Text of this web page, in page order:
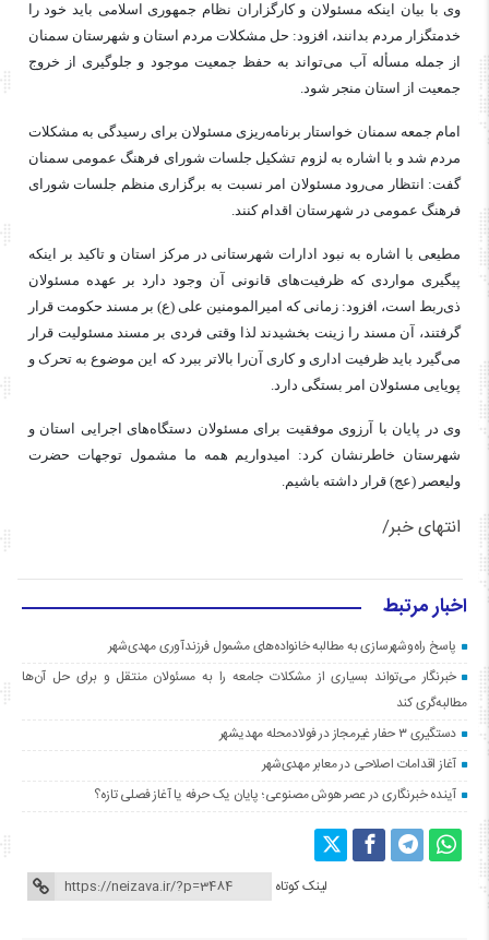
وی با بیان اینکه مسئولان و کارگزاران نظام جمهوری اسلامی باید خود را
خدمتگزار مردم بدانند، افزود: حل مشکلات مردم استان و شهرستان سمنان
از جمله مسأله آب می‌تواند به حفظ جمعیت موجود و جلوگیری از خروج
جمعیت از استان منجر شود.
امام جمعه سمنان خواستار برنامه‌ریزی مسئولان برای رسیدگی به مشکلات
مردم شد و با اشاره به لزوم تشکیل جلسات شورای فرهنگ عمومی سمنان
گفت: انتظار می‌رود مسئولان امر نسبت به برگزاری منظم جلسات شورای
فرهنگ عمومی در شهرستان اقدام کنند.
مطیعی با اشاره به نبود ادارات شهرستانی در مرکز استان و تاکید بر اینکه
پیگیری مواردی که ظرفیت‌های قانونی آن وجود دارد بر عهده مسئولان
ذی‌ربط است، افزود: زمانی که امیرالمومنین علی (ع) بر مسند حکومت قرار
گرفتند، آن مسند را زینت بخشیدند لذا وقتی فردی بر مسند مسئولیت قرار
می‌گیرد باید ظرفیت اداری و کاری آن‌را بالاتر ببرد که این موضوع به تحرک و
پویایی مسئولان امر بستگی دارد.
وی در پایان با آرزوی موفقیت برای مسئولان دستگاه‌های اجرایی استان و
شهرستان خاطرنشان کرد: امیدواریم همه ما مشمول توجهات حضرت
ولیعصر (عج) قرار داشته باشیم.
انتهای خبر/
اخبار مرتبط
پاسخ راه‌وشهرسازی به مطالبه خانواده‌های مشمول فرزندآوری مهدی‌شهر
خبرنگار می‌تواند بسیاری از مشکلات جامعه را به مسئولان منتقل و برای حل آن‌ها
مطالبه‌گری کند
دستگیری ۳ حفار غیرمجاز در فولادمحله مهدیشهر
آغاز اقدامات اصلاحی در معابر مهدی‌شهر
آینده خبرنگاری در عصر هوش مصنوعی؛ پایان یک حرفه یا آغاز فصلی تازه؟
لینک کوتاه